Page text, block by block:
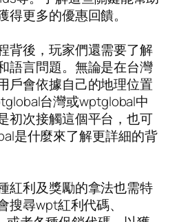
得更多的優惠回饋。
背後，玩家們還需要了解
語言問題。無論是在台灣
戶會依據自己的地理位置
台灣或wptglobal中
初次接觸這個平台，也可
是什麼來了解更詳細的背
紅利及獎勵的拿法也需特
搜尋wpt紅利代碼、